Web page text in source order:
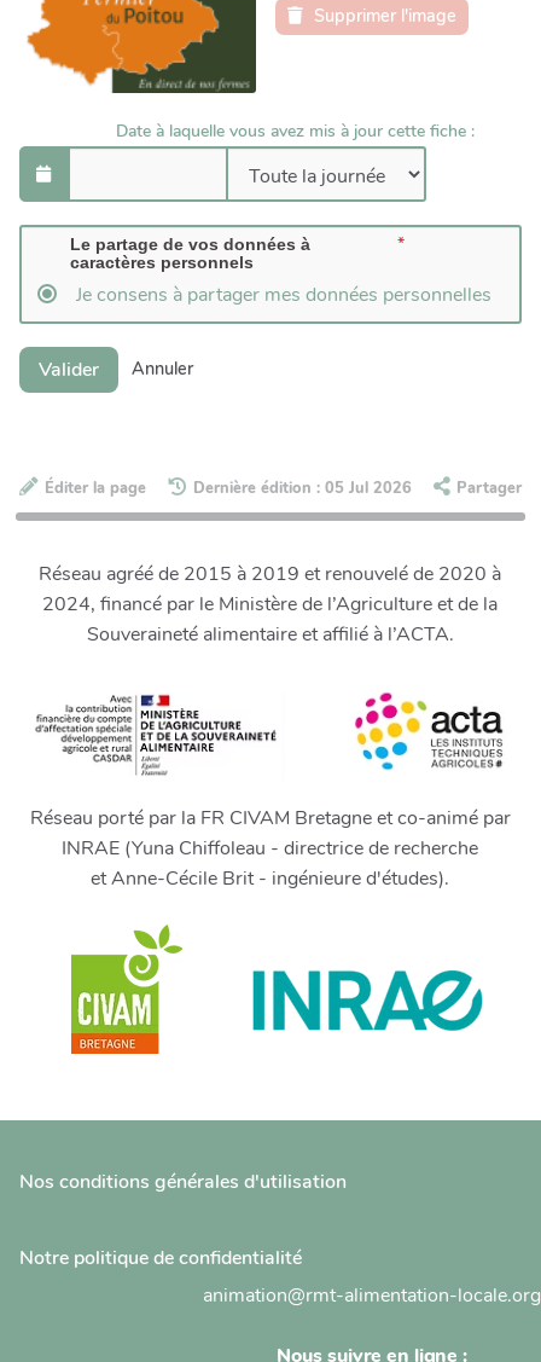
Supprimer l'image
Date à laquelle vous avez mis à jour cette fiche :
Le partage de vos données à
caractères personnels
Je consens à partager mes données personnelles
Valider Annuler
Éditer la page Dernière édition : 05 Jul 2026 Partager
Réseau agréé de 2015 à 2019 et renouvelé de 2020 à
2024, financé par le Ministère de l’Agriculture et de la
Souveraineté alimentaire et affilié à l’ACTA.
Réseau porté par la FR CIVAM Bretagne et co-animé par
INRAE (Yuna Chiffoleau - directrice de recherche
et Anne-Cécile Brit - ingénieure d'études).
Nos conditions générales d'utilisation
Notre politique de confidentialité
animation@rmt-alimentation-locale.org
Nous suivre en ligne :